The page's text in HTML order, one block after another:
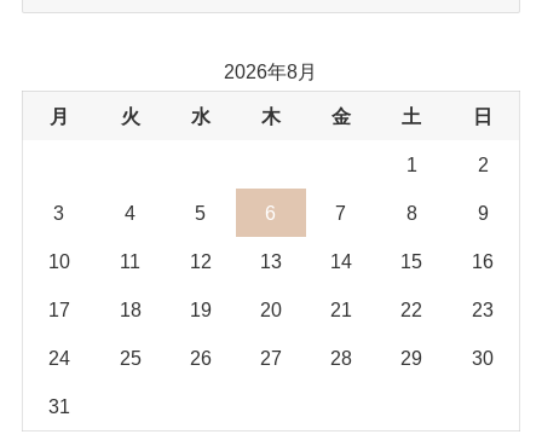
ブ
2026年8月
月 火 水 木 金 土 日
1 2
3 4 5 6 7 8 9
10 11 12 13 14 15 16
17 18 19 20 21 22 23
24 25 26 27 28 29 30
31